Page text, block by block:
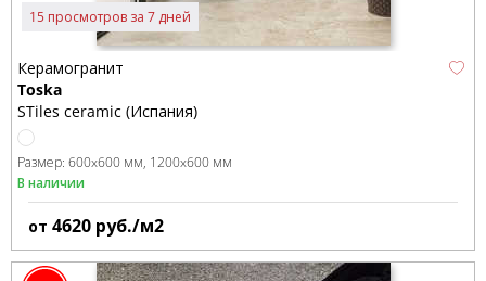
15 просмотров за 7 дней
Керамогранит
Toska
STiles ceramic (Испания)
Размер: 600x600 мм 1200x600 мм
В наличии
от 4620 руб./м2